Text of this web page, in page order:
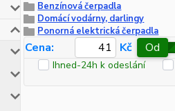
Benzínová čerpadla
Domácí vodárny, darlingy
Ponorná elektrická čerpadla
Cena: Kč Od
Ihned-24h k odeslání